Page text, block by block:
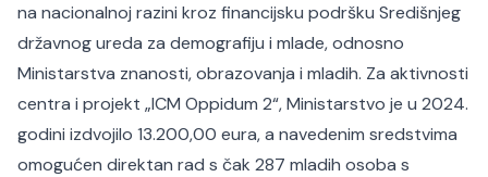
na nacionalnoj razini kroz financijsku podršku Središnjeg
državnog ureda za demografiju i mlade, odnosno
Ministarstva znanosti, obrazovanja i mladih. Za aktivnosti
centra i projekt „ICM Oppidum 2“, Ministarstvo je u 2024.
godini izdvojilo 13.200,00 eura, a navedenim sredstvima
omogućen direktan rad s čak 287 mladih osoba s